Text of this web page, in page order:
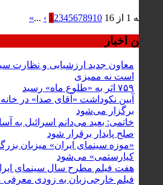
صفحه 1 از 16 1 2345678910
›
...
»
آخرین اخبار
معاون جدید ارزشیابی و نظارت
است نه ممیزی
۷۵۹ اثر به «طلوع ماه» رسید
آیین نکوداشت «آقای صدا» در
برگزار می‌شود
خاتمی: بعید می‌دانم اسرائیل به
صلح پایدار برقرار شود
«موزه سینمای ایران» میزبان
کیارستمی» می‌شود
هفت فیلم مطرح سال سینمای
فیلم خارجی‌زبان به زودی